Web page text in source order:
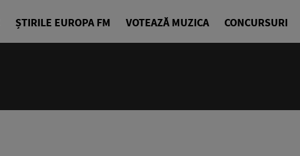
ȘTIRILE EUROPA FM VOTEAZĂ MUZICA CONCURSURI